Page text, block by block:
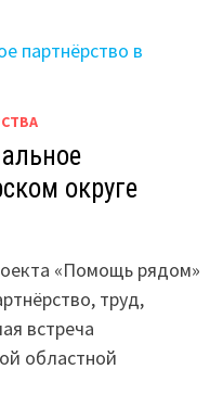
округе
«Помощь рядом»
труд,
встреча
областной